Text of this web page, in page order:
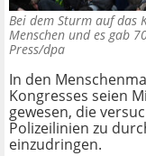
Bei dem Sturm auf das
Menschen und es gab
Press/dpa
In den
Kongresses seien
gewesen, die
Polizeilinien zu
einzudringen.